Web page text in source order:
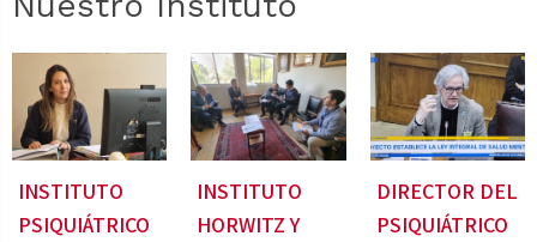
INSTITUTO
PSIQUIÁTRICO
INSTITUTO
HORWITZ Y
DIRECTOR DEL
PSIQUIÁTRICO